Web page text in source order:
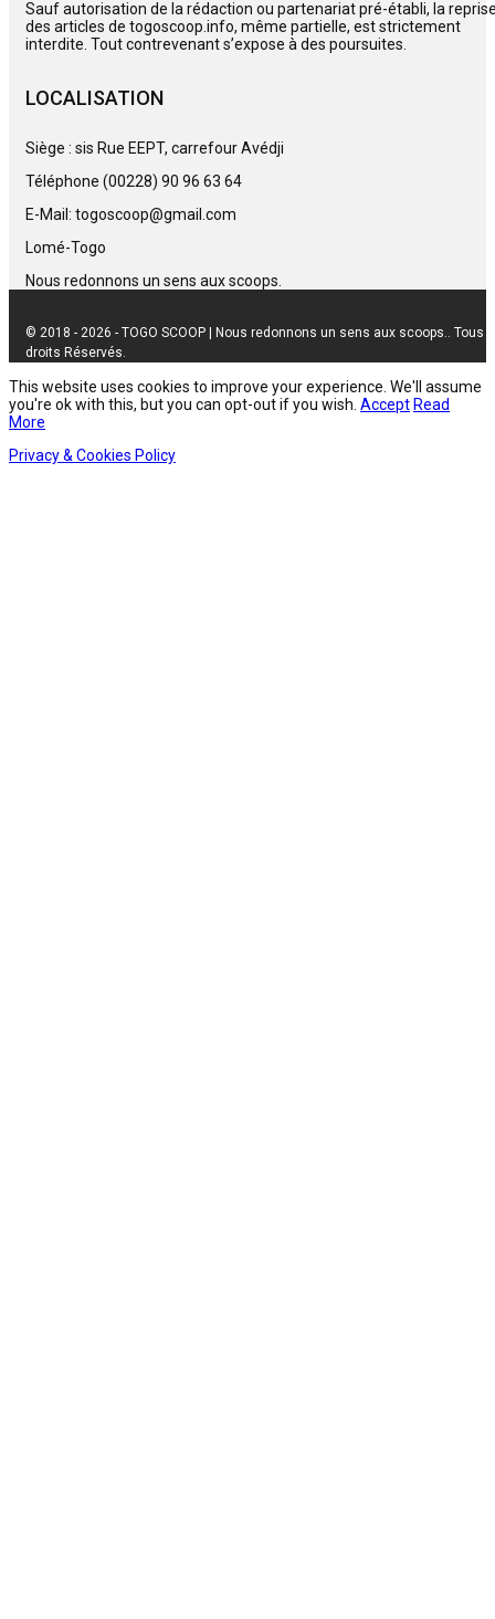
Sauf autorisation de la rédaction ou partenariat pré-établi, la
des articles de togoscoop.info, même partielle, est strictement
interdite. Tout contrevenant s’expose à des poursuites.
LOCALISATION
Siège : sis Rue EEPT, carrefour Avédji
Téléphone (00228) 90 96 63 64
E-Mail: togoscoop@gmail.com
Lomé-Togo
Nous redonnons un sens aux scoops.
© 2018 - 2026 - TOGO SCOOP | Nous redonnons un sens aux scoops.. Tous
droits Réservés.
This website uses cookies to improve your experience. We'll assume
you're ok with this, but you can opt-out if you wish. Accept Read
More
Privacy & Cookies Policy